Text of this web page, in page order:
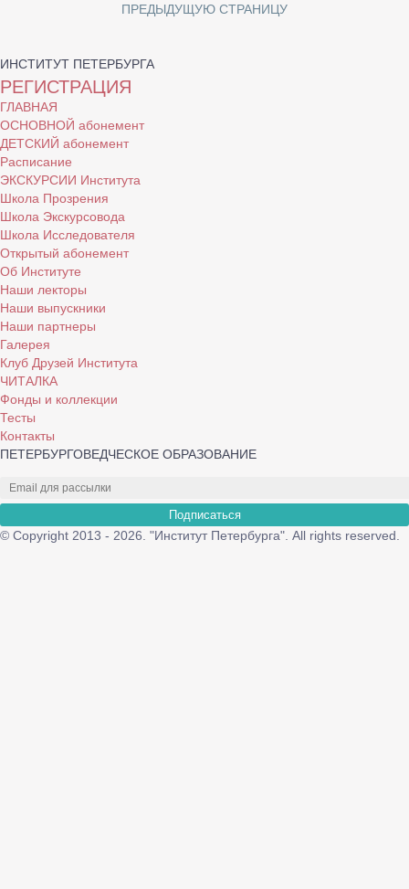
ПРЕДЫДУЩУЮ СТРАНИЦУ
ИНСТИТУТ ПЕТЕРБУРГА
РЕГИСТРАЦИЯ
ГЛАВНАЯ
ОСНОВНОЙ абонемент
ДЕТСКИЙ абонемент
Расписание
ЭКСКУРСИИ Института
Школа Прозрения
Школа Экскурсовода
Школа Исследователя
Открытый абонемент
Об Институте
Наши лекторы
Наши выпускники
Наши партнеры
Галерея
Клуб Друзей Института
ЧИТАЛКА
Фонды и коллекции
Тесты
Контакты
ПЕТЕРБУРГОВЕДЧЕСКОЕ ОБРАЗОВАНИЕ
Подписаться
© Copyright 2013 - 2026. "Институт Петербурга". All rights reserved.